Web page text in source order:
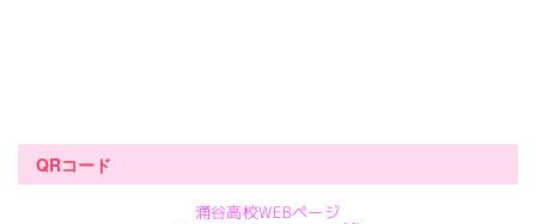
QRコード